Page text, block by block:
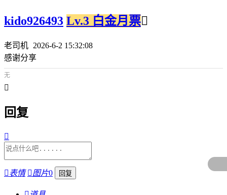
kido926493 Lv.3 白金月票
老司机 2026-6-2 15:32:08
感谢分享
无

回复

表情 图片0